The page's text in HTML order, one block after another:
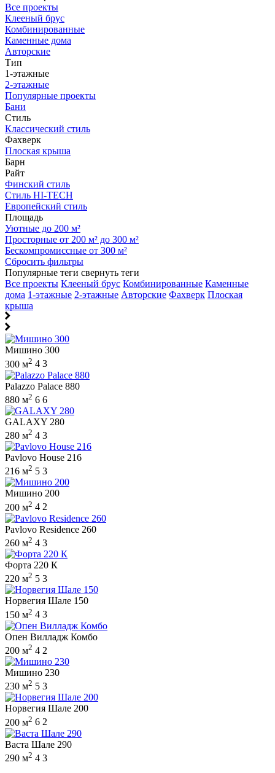
Все проекты
Клееный брус
Комбинированные
Каменные дома
Авторские
Тип
1-этажные
2-этажные
Популярные проекты
Бани
Стиль
Классический стиль
Фахверк
Плоская крыша
Барн
Райт
Финский стиль
Стиль HI-TECH
Европейский стиль
Площадь
Уютные до 200 м²
Просторные от 200 м² до 300 м²
Бескомпромиссные от 300 м²
Сбросить фильтры
Популярные теги свернуть теги
Все проекты Клееный брус Комбинированные Каменные
дома 1-этажные 2-этажные Авторские Фахверк Плоская
крыша
Мишино 300
300 м2 4 3
Palazzo Palace 880
880 м2 6 6
GALAXY 280
280 м2 4 3
Pavlovo House 216
216 м2 5 3
Мишино 200
200 м2 4 2
Pavlovo Residence 260
260 м2 4 3
Форта 220 К
220 м2 5 3
Норвегия Шале 150
150 м2 4 3
Опен Вилладж Комбо
200 м2 4 2
Мишино 230
230 м2 5 3
Норвегия Шале 200
200 м2 6 2
Васта Шале 290
290 м2 4 3